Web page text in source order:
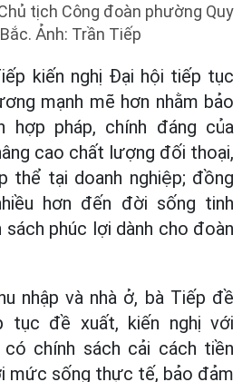
tịch Công đoàn phường Quy
Ảnh: Trần Tiếp
kiến nghị Đại hội tiếp tục
mạnh mẽ hơn nhằm bảo
hợp pháp, chính đáng của
cao chất lượng đối thoại,
thể tại doanh nghiệp; đồng
hơn đến đời sống tinh
sách phúc lợi dành cho đoàn
nhập và nhà ở, bà Tiếp đề
tục đề xuất, kiến nghị với
chính sách cải cách tiền
mức sống thực tế, bảo đảm